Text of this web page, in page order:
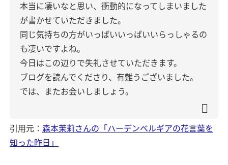
本当に凄いなと思い、衝動的になってしまいました
が書かせていただきました。
同じ気持ちの方がいっぱいいっぱいいらっしゃるの
も凄いですよね。
今日はこの辺りで失礼させていただきます。
ブログを読んでくださり、有難うございました。
では、またお会いしましょう。
引用元： 森本茉莉さんの「ハーデンベルギアの花言葉を
知った昨日」